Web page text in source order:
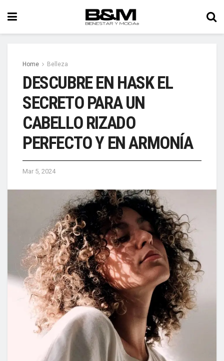
Home Belleza
DESCUBRE EN HASK EL
SECRETO PARA UN
CABELLO RIZADO
PERFECTO Y EN ARMONÍA
Mar 5, 2024